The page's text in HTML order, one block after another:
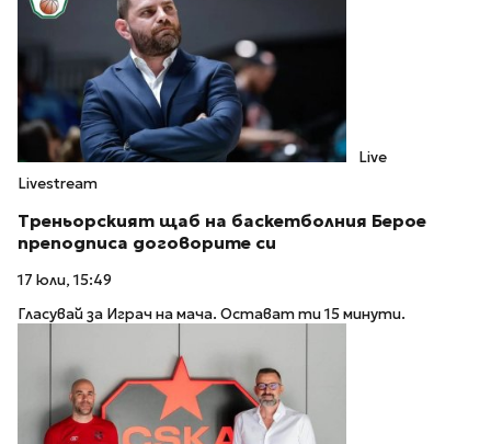
Live
Livestream
Треньорският щаб на баскетболния Берое
преподписа договорите си
17 юли, 15:49
Гласувай за Играч на мача. Остават ти 15 минути.